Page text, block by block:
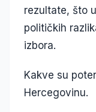
rezultate, što
političkih
izbora.
Kakve su
Hercegovinu.